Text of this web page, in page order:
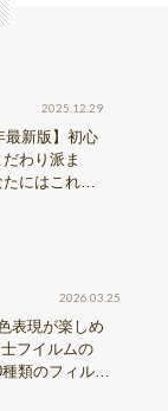
2025.12.29
最新版】初心
わり派ま
にはこれが
2026.03.25
表現が楽しめ
士フイルムの
種類のフィルム